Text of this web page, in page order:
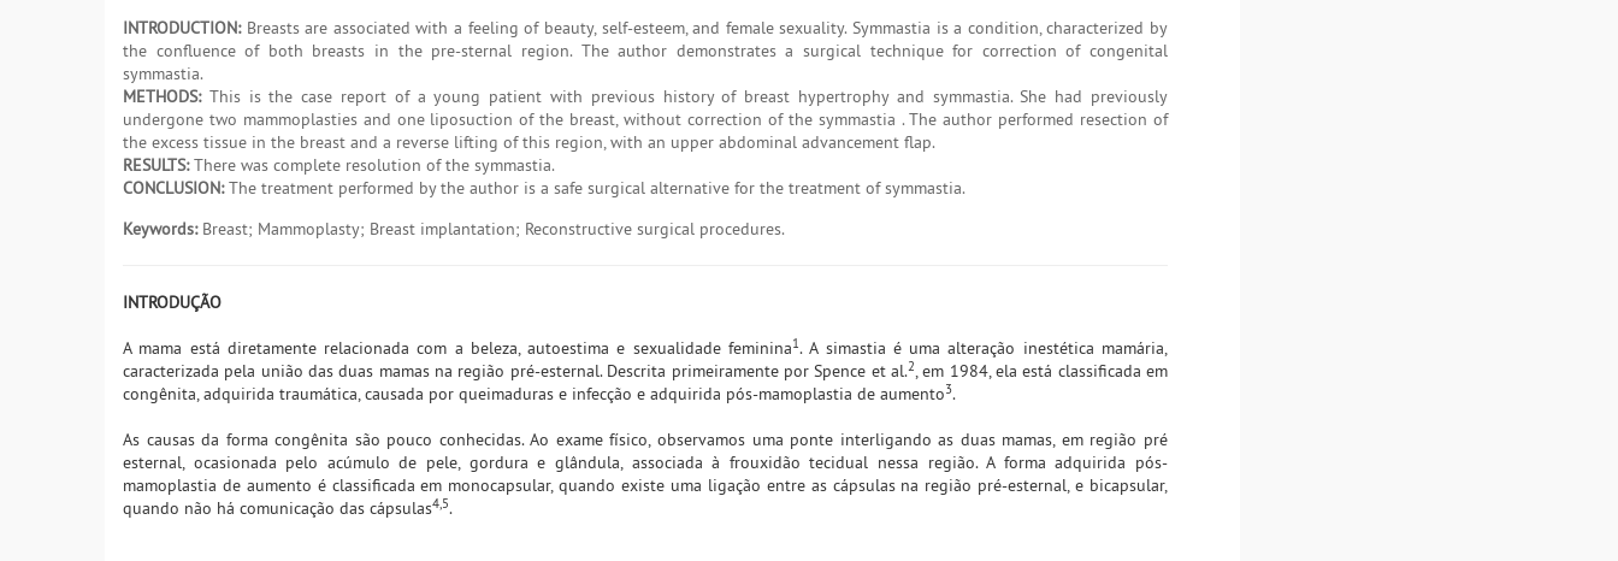
INTRODUCTION:Breasts are associated with a feeling of beauty, self-esteem, and female sexuality. Symmastia is a condition, characterized by
the confluence of both breasts in the pre-sternal region. The author demonstrates a surgical technique for correction of congenital
symmastia.
METHODS:This is the case report of a young patient with previous history of breast hypertrophy and symmastia. She had previously
undergone two mammoplasties and one liposuction of the breast, without correction of the symmastia . The author performed resection of
the excess tissue in the breast and a reverse lifting of this region, with an upper abdominal advancement flap.
RESULTS:There was complete resolution of the symmastia.
CONCLUSION:The treatment performed by the author is a safe surgical alternative for the treatment of symmastia.
Keywords:Breast; Mammoplasty; Breast implantation; Reconstructive surgical procedures.
INTRODUÇÃO
A mama está diretamente relacionada com a beleza, autoestima e sexualidade feminina1. A simastia é uma alteração inestética mamária,
caracterizada pela união das duas mamas na região pré-esternal. Descrita primeiramente por Spence et al.2, em 1984, ela está classificada em
congênita, adquirida traumática, causada por queimaduras e infecção e adquirida pós-mamoplastia de aumento3.
As causas da forma congênita são pouco conhecidas. Ao exame físico, observamos uma ponte interligando as duas mamas, em região pré
esternal, ocasionada pelo acúmulo de pele, gordura e glândula, associada à frouxidão tecidual nessa região. A forma adquirida pós-
mamoplastia de aumento é classificada em monocapsular, quando existe uma ligação entre as cápsulas na região pré-esternal, e bicapsular,
quando não há comunicação das cápsulas4,5.